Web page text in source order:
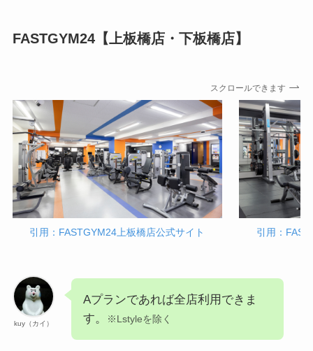
FASTGYM24【上板橋店・下板橋店】
スクロールできます
引用：FASTGYM24上板橋店公式サイト 引用：
kuy（カイ）
Aプランであれば全店利用できま
す。
※Lstyleを除く